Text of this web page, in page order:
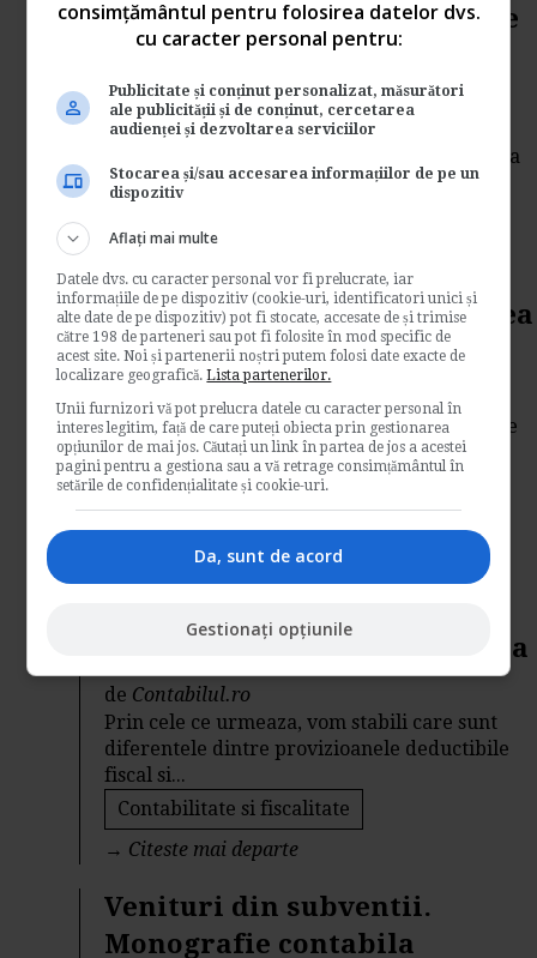
Reevaluarea mijloacelor fixe
este obligatorie?
deContabilul.ro
Vom afla daca societatea care nu detine in
patrimoniu terenuri si cladiri este obligata sa
se...
Creante neincasate. Scoaterea
din gestiune
de
Contabilul.ro
Vom analiza situatia unei societati cu creante
neincasate de la anumiti parteneri, firme
radiate,...
Contabilitate si fiscalitate
Citeste mai departe
incerti. Monografie contabila
de Contabilul.ro
Prin cele ce urmeaza, vom stabili care sunt
diferentele dintre provizioanele deductibile
fiscal si...
Contabilitate si fiscalitate
→ Citeste mai departe
Venituri din subventii.
Monografie contabila
consimțământul pentru folosirea datelor dvs.
cu caracter personal pentru:
Publicitate și conținut personalizat, măsurători
ale publicității și de conținut, cercetarea
audienței și dezvoltarea serviciilor
Stocarea și/sau accesarea informațiilor de pe un
dispozitiv
Aflați mai multe
Datele dvs. cu caracter personal vor fi prelucrate, iar
informațiile de pe dispozitiv (cookie-uri, identificatori unici și
alte date de pe dispozitiv) pot fi stocate, accesate de și trimise
către 198 de parteneri sau pot fi folosite în mod specific de
acest site. Noi și partenerii noștri putem folosi date exacte de
localizare geografică.Lista partenerilor.
Unii furnizori vă pot prelucra datele cu caracter personal în
interes legitim, față de care puteți obiecta prin gestionarea
opțiunilor de mai jos. Căutați un link în partea de jos a acestei
pagini pentru a gestiona sau a vă retrage consimțământul în
setările de confidențialitate și cookie-uri.
Da, sunt de acord
Gestionați opțiunile